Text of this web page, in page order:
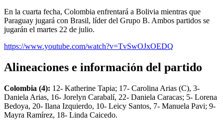
En la cuarta fecha, Colombia enfrentará a Bolivia mientras que
Paraguay jugará con Brasil, líder del Grupo B. Ambos partidos se
jugarán el martes 22 de julio.
https://www.youtube.com/watch?v=TvSwOJxOEDQ
Alineaciones e información del partido
Colombia (4): 12- Katherine Tapia; 17- Carolina Arias (C), 3-
Daniela Arias, 16- Jorelyn Carabalí, 22- Daniela Caracas; 5- Lorena
Bedoya, 20- Ilana Izquierdo, 10- Leicy Santos, 7- Manuela Pavi; 9-
Mayra Ramírez, 18- Linda Caicedo.